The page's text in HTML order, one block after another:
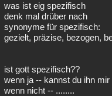
was ist eig spezifisch
denk mal drüber nach
synonyme für spezifisch:
gezielt, präzise, bezogen,
ist gott spezifisch??
wenn ja -- kannst du ihn
wenn nicht -- ........